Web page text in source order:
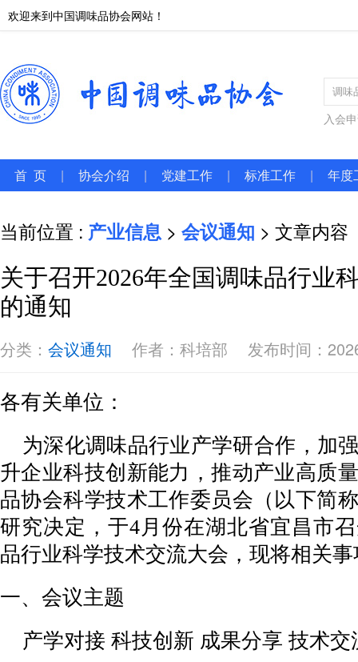
欢迎来到中国调味品协会网站！
入会
首 页 | 协会介绍 | 党建工作 | 标准工作 | 年度
当前位置 : 产业信息 > 会议通知 > 文章内容
关于召开2026年全国调味品行业
的通知
分类： 会议通知 作者：科培部 发布时间：
各有关单位：
为深化调味品行业产学研合作，加
升企业科技创新能力，推动产业高质
品协会科学技术工作委员会（以下简
研究决定，于4月份在湖北省宜昌市
品行业科学技术交流大会，现将相关
一、会议主题
产学对接 科技创新 成果分享 技术交